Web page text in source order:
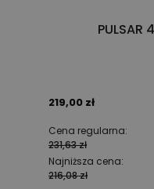
PULSAR
219,00 zł
Cena regularna:
231,63 zł
Najniższa cena:
216,08 zł